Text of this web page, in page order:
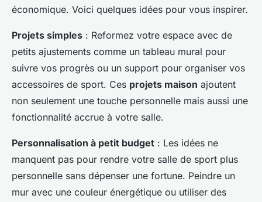
économique. Voici quelques idées pour vous inspirer.
Projets simples : Reformez votre espace avec de
petits ajustements comme un tableau mural pour
suivre vos progrès ou un support pour organiser vos
accessoires de sport. Ces projets maison ajoutent
non seulement une touche personnelle mais aussi une
fonctionnalité accrue à votre salle.
Personnalisation à petit budget : Les idées ne
manquent pas pour rendre votre salle de sport plus
personnelle sans dépenser une fortune. Peindre un
mur avec une couleur énergétique ou utiliser des